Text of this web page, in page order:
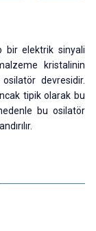
bir elektrik sinyali
kristalinin
devresidir.
tipik olarak bu
bu osilatör